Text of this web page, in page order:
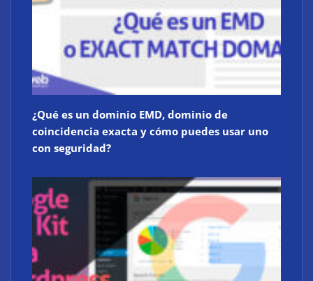
¿Qué es un dominio EMD, dominio de
coincidencia exacta y cómo puedes usar uno
con seguridad?